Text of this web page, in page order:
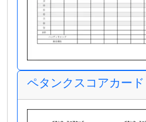
ペタンクスコアカード